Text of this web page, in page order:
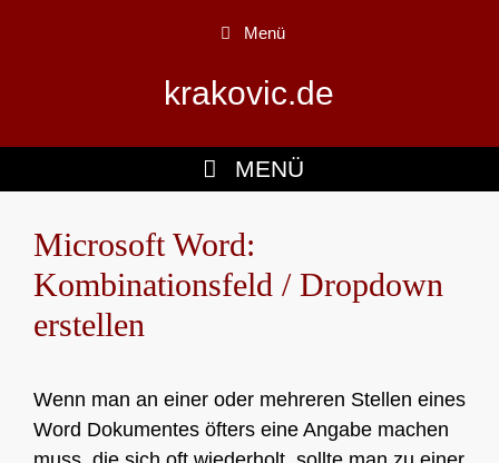
Menü
krakovic.de
MENÜ
Microsoft Word:
Kombinationsfeld / Dropdown
erstellen
Wenn man an einer oder mehreren Stellen eines
Word Dokumentes öfters eine Angabe machen